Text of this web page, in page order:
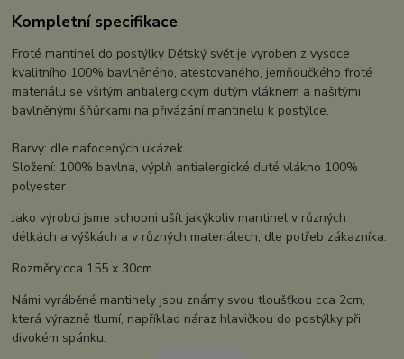
Kompletní specifikace
Froté mantinel do postýlky Dětský svět je vyroben z vysoce
kvalitního 100% bavlněného, atestovaného, jemňoučkého froté
materiálu se všitým antialergickým dutým vláknem a našitými
bavlněnými šňůrkami na přivázání mantinelu k postýlce.
Barvy: dle nafocených ukázek
Složení: 100% bavlna, výplň antialergické duté vlákno 100%
polyester
Jako výrobci jsme schopni ušít jakýkoliv mantinel v různých
délkách a výškách a v různých materiálech, dle potřeb zákazníka.
Rozměry:cca 155 x 30cm
Námi vyráběné mantinely jsou známy svou tloušťkou cca 2cm,
která výrazně tlumí, například náraz hlavičkou do postýlky při
divokém spánku.